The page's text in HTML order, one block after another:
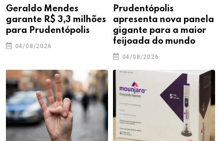
Geraldo Mendes
garante R$ 3,3 milhões
para Prudentópolis
04/08/2026
Prudentópolis
apresenta nova panela
gigante para a maior
feijoada do mundo
04/08/2026